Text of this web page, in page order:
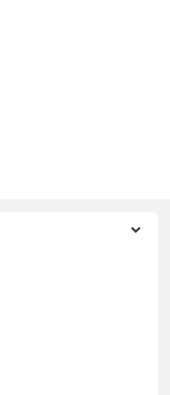
theo mới nhất